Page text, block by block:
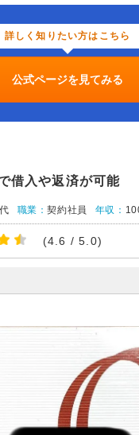
詳しく知りたい方はこちら
公式ページを見てみる
借入や返済が可能
職業：契約社員 年収：
(4.6 / 5.0)